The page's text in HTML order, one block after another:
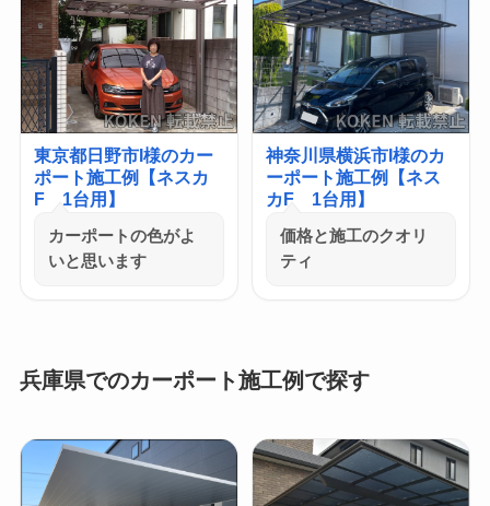
東京都日野市I様のカー
ポート施工例【ネスカ
F 1台用】
カーポートの色がよ
いと思います
神奈川県横浜市I様のカ
ーポート施工例【ネス
カF 1台用】
価格と施工のクオリ
ティ
兵庫県でのカーポート施工例で探す